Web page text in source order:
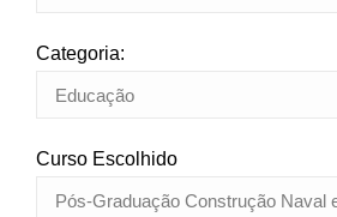
Categoria:
Curso Escolhido